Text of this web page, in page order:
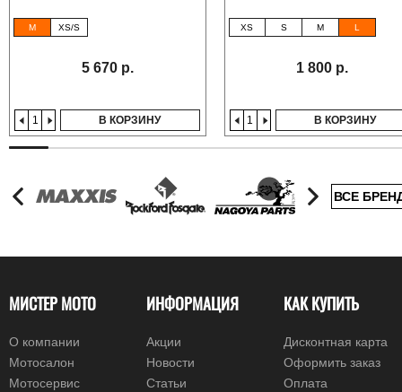
M XS/S
5 670 р.
В КОРЗИНУ
XS S M L
1 800 р.
В КОРЗИНУ
ВСЕ
МИСТЕР МОТО
О компании
Мотосалон
Мотосервис
ИНФОРМАЦИЯ
Акции
Новости
Статьи
КАК КУПИТЬ
Дисконтная карта
Оформить заказ
Оплата